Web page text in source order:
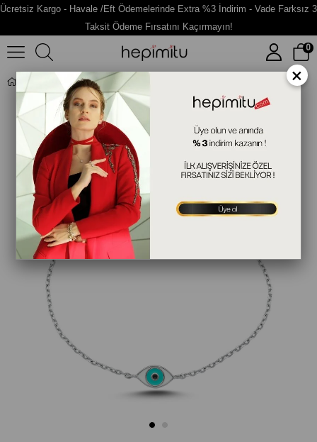
Ücretsiz Kargo - Havale /Eft Ödemelerinde Extra %3 İndirim - Vade Farksız 3
Taksit Ödeme Fırsatını Kaçırmayın!
0
Göz Figürlü Gümüş Bileklik ×